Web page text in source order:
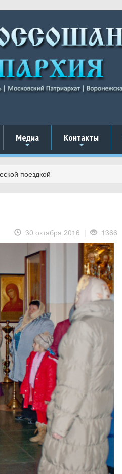
+
Медиа
+
Контакты
поездкой
30 октября 2016 | 1366